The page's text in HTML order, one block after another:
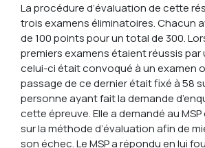
La procédure d’évaluation de cette
trois examens éliminatoires. Chacun
de 100 points pour un total de 300.
premiers examens étaient réussis par
celui-ci était convoqué à un examen
passage de ce dernier était fixé à 58
personne ayant fait la demande
cette épreuve. Elle a demandé au
sur la méthode d’évaluation afin de
son échec. Le MSP a répondu en lui